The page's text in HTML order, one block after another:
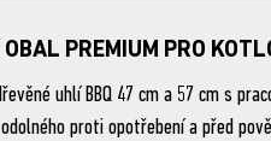
OBAL PREMIUM PRO
uhlí BBQ 47 cm a 57 cm s
odolného proti opotřebení a před